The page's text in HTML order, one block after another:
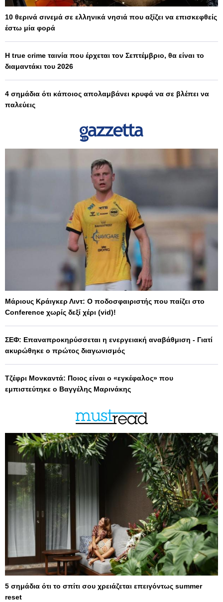
10 θερινά σινεμά σε ελληνικά νησιά που αξίζει να επισκεφθείς
έστω μία φορά
Η true crime ταινία που έρχεται τον Σεπτέμβριο, θα είναι το
διαμαντάκι του 2026
4 σημάδια ότι κάποιος απολαμβάνει κρυφά να σε βλέπει να
παλεύεις
Μάριους Κράιγκερ Λιντ: Ο ποδοσφαιριστής που παίζει στο
Conference χωρίς δεξί χέρι (vid)!
ΣΕΦ: Επαναπροκηρύσσεται η ενεργειακή αναβάθμιση - Γιατί
ακυρώθηκε ο πρώτος διαγωνισμός
Τζέφρι Μονκαντά: Ποιος είναι ο «εγκέφαλος» που
εμπιστεύτηκε ο Βαγγέλης Μαρινάκης
5 σημάδια ότι το σπίτι σου χρειάζεται επειγόντως summer
reset